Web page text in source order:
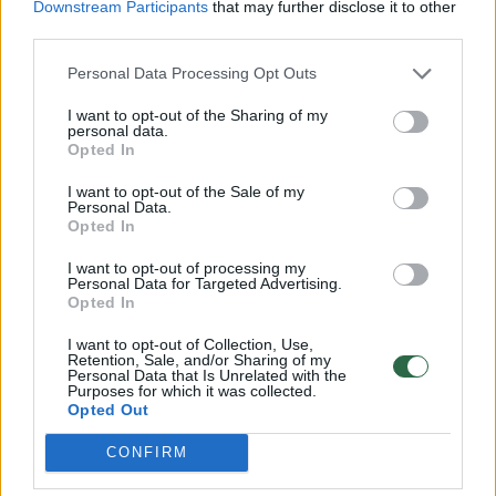
Downstream Participants that may further disclose it to other
Personal Data Processing Opt Outs
I want to opt-out of the Sharing of my
personal data.
Opted In
I want to opt-out of the Sale of my
Personal Data.
Opted In
I want to opt-out of processing my
Personal Data for Targeted Advertising.
Opted In
I want to opt-out of Collection, Use,
Retention, Sale, and/or Sharing of my
Personal Data that Is Unrelated with the
Purposes for which it was collected.
Opted Out
CONFIRM
projektą: Rytų Jeruzalė būtų atskirta nuo Vakarų
Kranto
Žinios | Pasaulis
Izraeliui – kaltinimai seksualiniu smurtu prieš
Žinios | Pasaulis
00:00:54
Izraelio ataka pražudė 5 žurnalistus Gazos Ruože:
parodė kraupaus smūgio vietą
Žinios | Pasaulis
Tel Avive – protestas prieš planus Gazoje: įkaitų
šeimos sunerimę
Žinios | Pasaulis